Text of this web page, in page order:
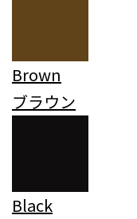
Brown
ブラウン
Black